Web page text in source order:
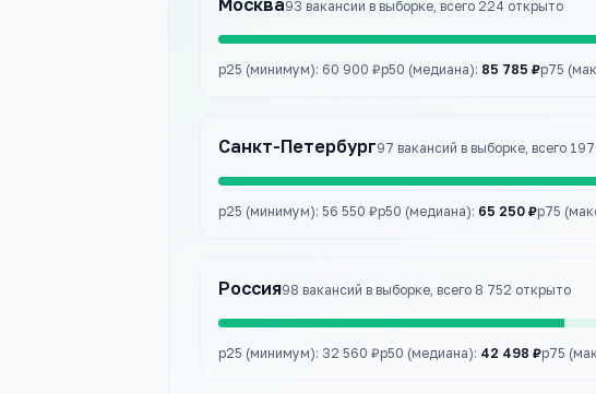
Москва93 вакансии в выборке, всего 224 открыто
p25 (минимум): 60 900 ₽p50 (медиана): 85 785 ₽p75
Санкт-Петербург97 вакансий в выборке, всего
p25 (минимум): 56 550 ₽p50 (медиана): 65 250 ₽p75
Россия98 вакансий в выборке, всего 8 752 открыто
p25 (минимум): 32 560 ₽p50 (медиана): 42 498 ₽p75